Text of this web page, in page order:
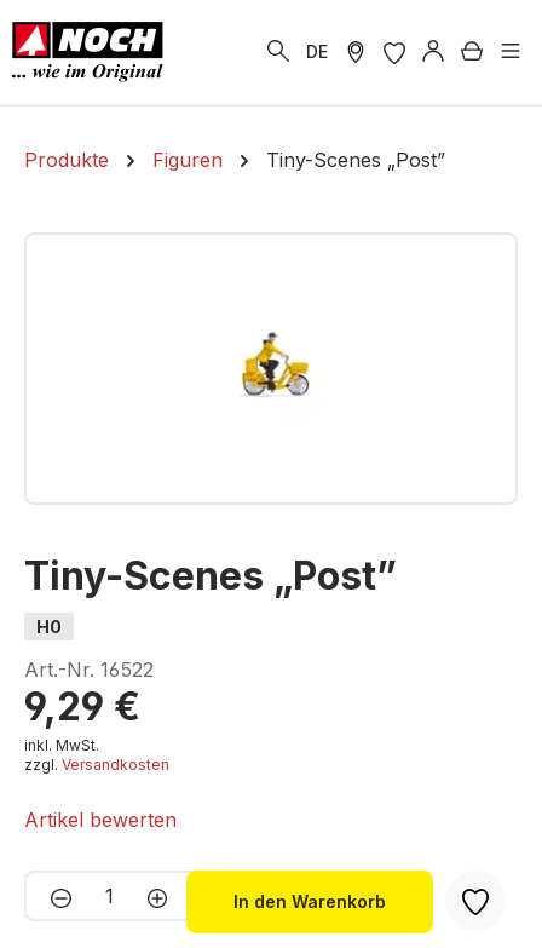
springen
DE
Produkte Figuren Tiny-Scenes „Post”
Bildergalerie überspringen
Tiny-Scenes „Post”
H0
Art.-Nr. 16522
9,29 €
inkl. MwSt.
zzgl. Versandkosten
Artikel bewerten
Produkt Anzahl: Gib den
In den Warenkorb